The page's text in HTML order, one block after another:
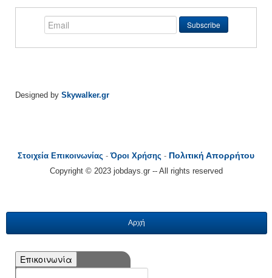
Designed by Skywalker.gr
Στοιχεία Επικοινωνίας -Όροι Χρήσης - Πολιτική Απορρήτου
Copyright © 2023 jobdays.gr -- All rights reserved
Αρχή